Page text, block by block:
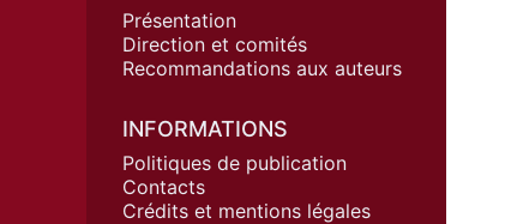
Présentation
Direction et comités
Recommandations aux auteurs
INFORMATIONS
Politiques de publication
Contacts
Crédits et mentions légales